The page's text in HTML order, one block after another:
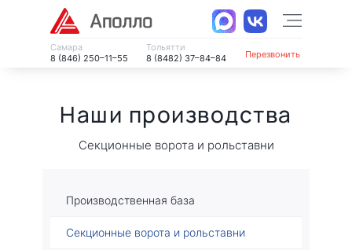
Самара
8 (846) 250–11–55
Тольятти
8 (8482) 37–84–84
Перезвонить
Наши производства
Секционные ворота и рольставни
Производственная база
Секционные ворота и рольставни